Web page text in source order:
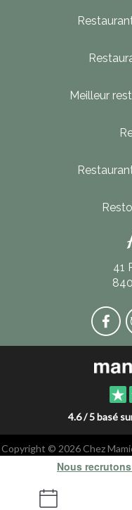
Meilleur
41
4.6 / 5 basé
Copyright © 2026 Chez
Nous